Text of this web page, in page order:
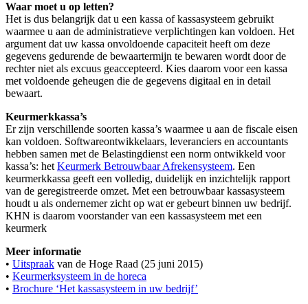
Waar moet u op letten?
Het is dus belangrijk dat u een kassa of kassasysteem gebruikt
waarmee u aan de administratieve verplichtingen kan voldoen. Het
argument dat uw kassa onvoldoende capaciteit heeft om deze
gegevens gedurende de bewaartermijn te bewaren wordt door de
rechter niet als excuus geaccepteerd. Kies daarom voor een kassa
met voldoende geheugen die de gegevens digitaal en in detail
bewaart.
Keurmerkkassa’s
Er zijn verschillende soorten kassa’s waarmee u aan de fiscale eisen
kan voldoen. Softwareontwikkelaars, leveranciers en accountants
hebben samen met de Belastingdienst een norm ontwikkeld voor
kassa’s: het Keurmerk Betrouwbaar Afrekensysteem. Een
keurmerkkassa geeft een volledig, duidelijk en inzichtelijk rapport
van de geregistreerde omzet. Met een betrouwbaar kassasysteem
houdt u als ondernemer zicht op wat er gebeurt binnen uw bedrijf.
KHN is daarom voorstander van een kassasysteem met een
keurmerk
Meer informatie
• Uitspraak van de Hoge Raad (25 juni 2015)
• Keurmerksysteem in de horeca
• Brochure ‘Het kassasysteem in uw bedrijf’